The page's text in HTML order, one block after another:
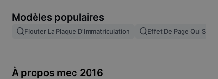
Fusion d'images
Redimensionner une image
Modèles populaires
Flouter La Plaque D'Immatriculation Effet De Page Qui Se
À propos mec 2016